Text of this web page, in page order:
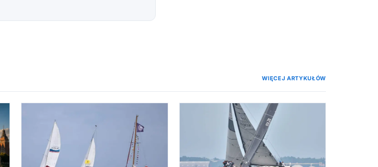
WIĘCEJ ARTYKUŁÓW